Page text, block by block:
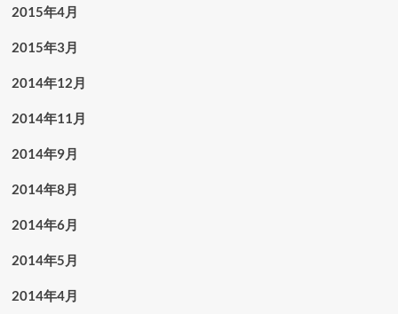
2015年4月
2015年3月
2014年12月
2014年11月
2014年9月
2014年8月
2014年6月
2014年5月
2014年4月